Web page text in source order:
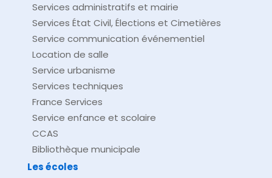
Services administratifs et mairie
Services État Civil, Élections et Cimetières
Service communication événementiel
Location de salle
Service urbanisme
Services techniques
France Services
Service enfance et scolaire
CCAS
Bibliothèque municipale
Les écoles